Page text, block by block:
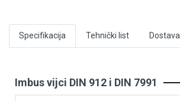
Specifikacija Tehnički list Dostava
Imbus vijci DIN 912 i DIN 7991